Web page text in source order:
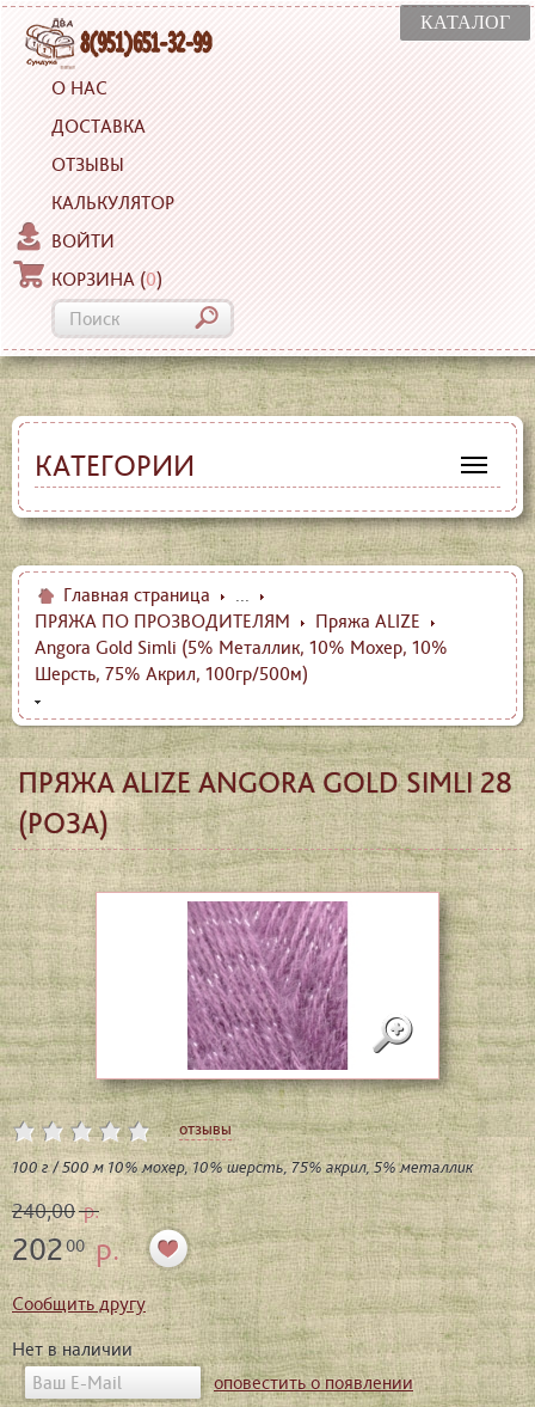
КАТАЛОГ
О НАС
ДОСТАВКА
ОТЗЫВЫ
КАЛЬКУЛЯТОР
ВОЙТИ
КОРЗИНА (0)
КАТЕГОРИИ
Главная страница
...
ПРЯЖА ПО ПРОЗВОДИТЕЛЯМ
Пряжа ALIZE
Angora Gold Simli (5% Металлик, 10% Мохер, 10%
Шерсть, 75% Акрил, 100гр/500м)
ПРЯЖА ALIZE ANGORA GOLD SIMLI 28
(РОЗА)
отзывы
100 г / 500 м 10% мохер, 10% шерсть, 75% акрил, 5% металлик
240,00р.
20200р.
Сообщить другу
Нет в наличии
оповестить о появлении